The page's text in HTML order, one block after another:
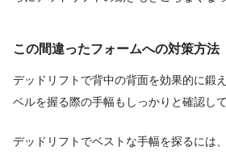
この間違ったフォームへの対策方法
デッドリフトで背中の背面を効果的に鍛
ベルを握る際の手幅もしっかりと確認し
デッドリフトでベストな手幅を探るには